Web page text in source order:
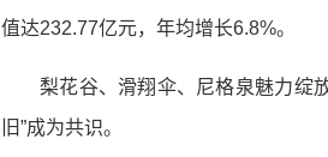
值达232.77亿元，年均增长6.8%。
梨花谷、滑翔伞、尼格泉魅力绽
旧”成为共识。